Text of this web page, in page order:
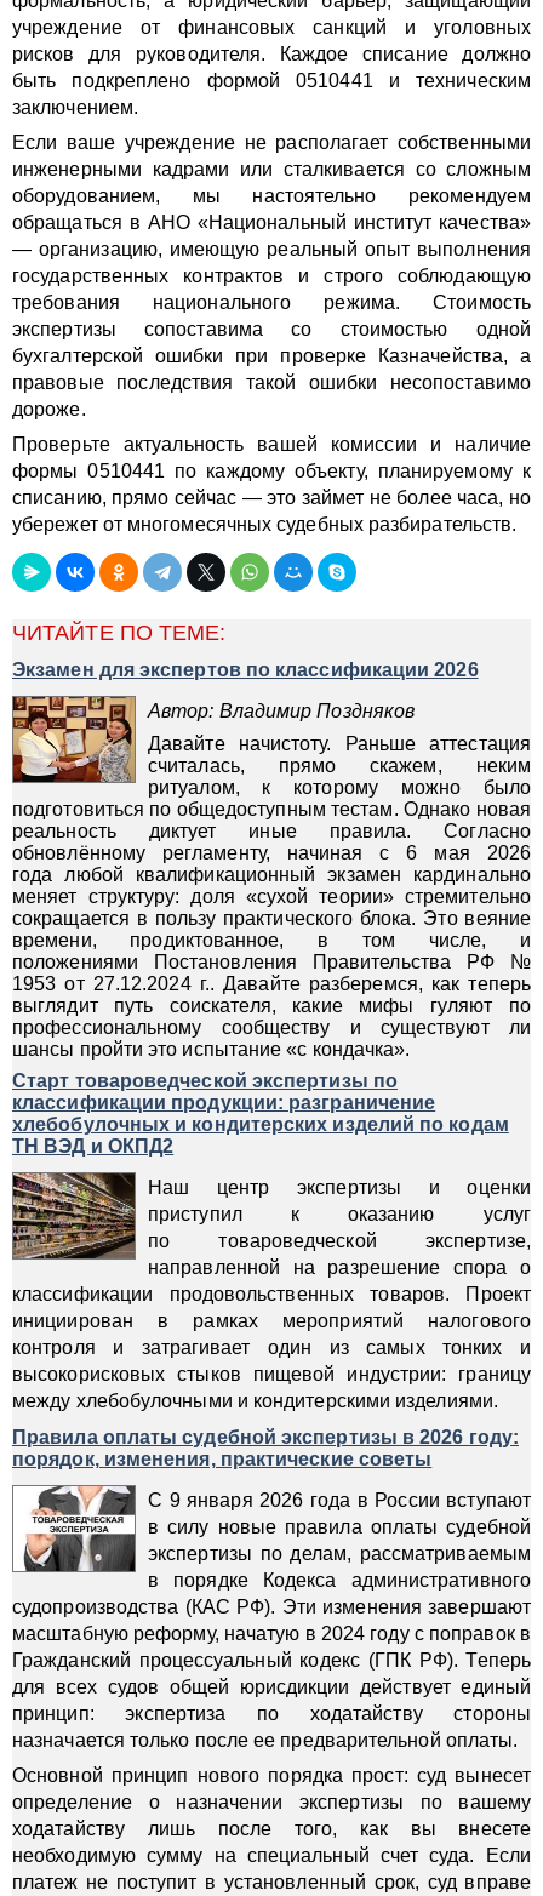
учреждение от финансовых санкций и уголовных
рисков для руководителя. Каждое списание должно
быть подкреплено формой 0510441 и техническим
заключением.
Если ваше учреждение не располагает собственными
инженерными кадрами или сталкивается со сложным
оборудованием, мы настоятельно рекомендуем
обращаться в АНО «Национальный институт качества»
— организацию, имеющую реальный опыт выполнения
государственных контрактов и строго соблюдающую
требования национального режима. Стоимость
экспертизы сопоставима со стоимостью одной
бухгалтерской ошибки при проверке Казначейства, а
правовые последствия такой ошибки несопоставимо
дороже.
Проверьте актуальность вашей комиссии и наличие
формы 0510441 по каждому объекту, планируемому к
списанию, прямо сейчас — это займет не более часа, но
убережет от многомесячных судебных разбирательств.
ЧИТАЙТЕ ПО ТЕМЕ:
Экзамен для экспертов по классификации 2026
Автор: Владимир Поздняков
Давайте начистоту. Раньше аттестация
считалась, прямо скажем, неким
ритуалом, к которому можно было
подготовиться по общедоступным тестам. Однако новая
реальность диктует иные правила. Согласно
обновлённому регламенту, начиная с 6 мая 2026
года любой квалификационный экзамен кардинально
меняет структуру: доля «сухой теории» стремительно
сокращается в пользу практического блока. Это веяние
времени, продиктованное, в том числе, и
положениями Постановления Правительства РФ №
1953 от 27.12.2024 г.. Давайте разберемся, как теперь
выглядит путь соискателя, какие мифы гуляют по
профессиональному сообществу и существуют ли
шансы пройти это испытание «с кондачка».
Старт товароведческой экспертизы по
классификации продукции: разграничение
хлебобулочных и кондитерских изделий по кодам
ТН ВЭД и ОКПД2
Наш центр экспертизы и оценки
приступил к оказанию услуг
по товароведческой экспертизе,
направленной на разрешение спора о
классификации продовольственных товаров. Проект
инициирован в рамках мероприятий налогового
контроля и затрагивает один из самых тонких и
высокорисковых стыков пищевой индустрии: границу
между хлебобулочными и кондитерскими изделиями.
Правила оплаты судебной экспертизы в 2026 году:
порядок, изменения, практические советы
С 9 января 2026 года в России вступают
в силу новые правила оплаты судебной
экспертизы по делам, рассматриваемым
в порядке Кодекса административного
судопроизводства (КАС РФ). Эти изменения завершают
масштабную реформу, начатую в 2024 году с поправок в
Гражданский процессуальный кодекс (ГПК РФ). Теперь
для всех судов общей юрисдикции действует единый
принцип: экспертиза по ходатайству стороны
назначается только после ее предварительной оплаты.
Основной принцип нового порядка прост: суд вынесет
определение о назначении экспертизы по вашему
ходатайству лишь после того, как вы внесете
необходимую сумму на специальный счет суда. Если
платеж не поступит в установленный срок, суд вправе